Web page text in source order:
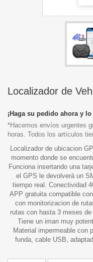
Localizador de
¡Haga su pedido ahora y
*Hacemos envíos urgentes
horas. Todos los artículos
Localizador de ubicacion
momento donde se
Funciona insertando una
el GPS le devolverá un
tiempo real. Conectividad
APP gratuita compatible
con monitorizacion de
rutas con hasta 3 meses
Tiene un iman muy
Material impermeable con
funda, cable USB,